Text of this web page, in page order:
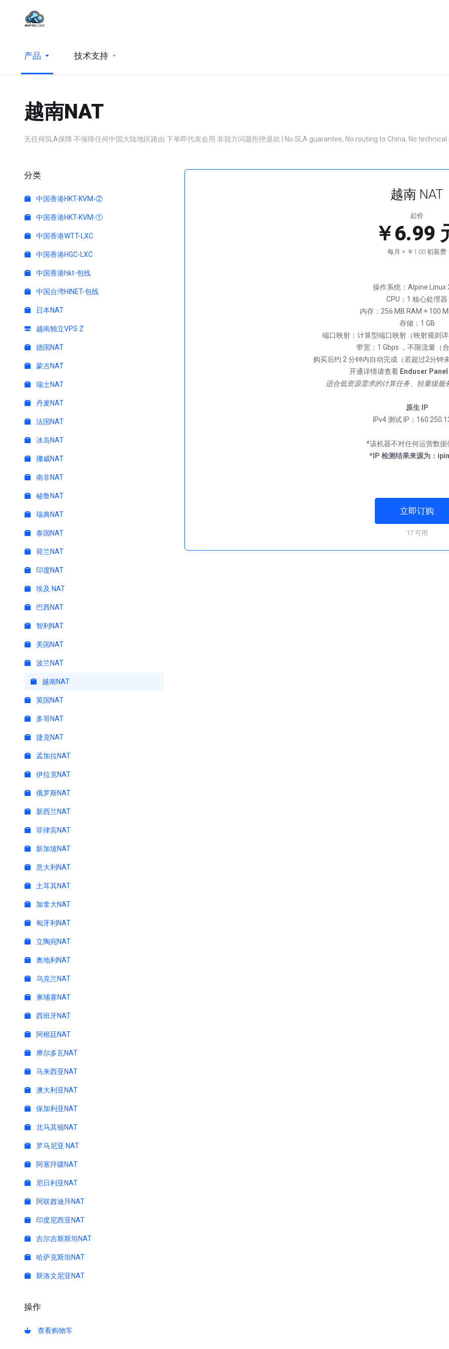
产品 技术支持
越南NAT
无任何SLA保障 不保障任何中国大陆地区路由 下单即代表会用 非我方问题拒绝退款 | No SLA guarantee, No routing to China, No
分类
中国香港HKT-KVM-②
中国香港HKT-KVM-①
中国香港WTT-LXC
中国香港HGC-LXC
中国香港hkt-包线
中国台湾HINET-包线
日本NAT
越南独立VPS Z
德国NAT
蒙古NAT
瑞士NAT
丹麦NAT
法国NAT
冰岛NAT
挪威NAT
南非NAT
秘鲁NAT
瑞典NAT
泰国NAT
荷兰NAT
印度NAT
埃及 NAT
巴西NAT
智利NAT
美国NAT
波兰NAT
越南NAT
英国NAT
多哥NAT
捷克NAT
孟加拉NAT
伊拉克NAT
俄罗斯NAT
新西兰NAT
菲律宾NAT
新加坡NAT
意大利NAT
土耳其NAT
加拿大NAT
匈牙利NAT
立陶宛NAT
奥地利NAT
乌克兰NAT
柬埔寨NAT
西班牙NAT
阿根廷NAT
摩尔多瓦NAT
马来西亚NAT
澳大利亚NAT
保加利亚NAT
北马其顿NAT
罗马尼亚 NAT
阿塞拜疆NAT
尼日利亚NAT
阿联酋迪拜NAT
印度尼西亚NAT
吉尔吉斯斯坦NAT
哈萨克斯坦NAT
斯洛文尼亚NAT
操作
查看购物车
越南 NAT
起价
￥6.99
每月 + ￥1.00 初装费
操作系统：Alpine Linux
CPU：1 核心处理器
内存：256 MB RAM + 100
存储：1 GB
端口映射：计算型端口映射（映射规则
带宽：1 Gbps ，不限流量（
购买后约 2 分钟内自动完成（若超过2分钟
开通详情请查看 Enduser Panel
适合低资源需求的计算任务、轻量级服
原生 IP
IPv4 测试 IP：
*IP 检测结果来源为：
立即订购
17 可用